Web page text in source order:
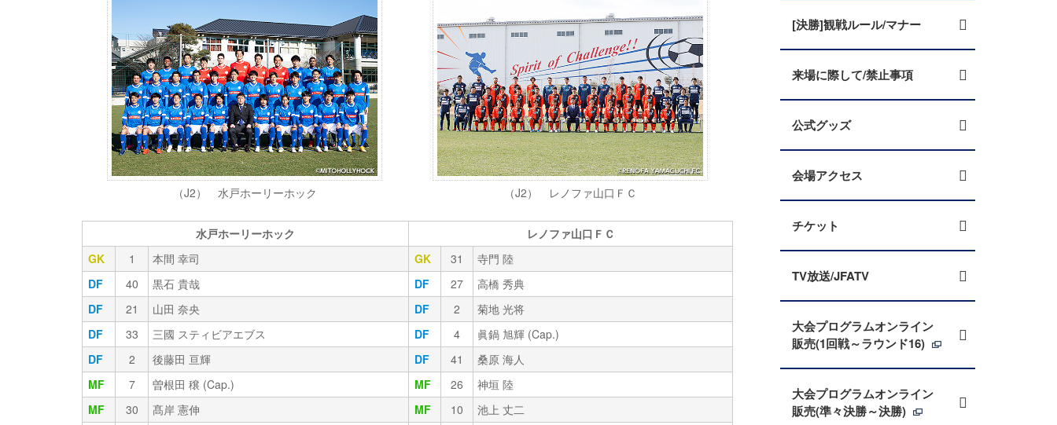
（J2） 水戸ホーリーホック （J2） レノファ山口ＦＣ
水戸ホーリーホック
レノファ山口ＦＣ
GK
1 本間 幸司 GK 31
寺門 陸
DF
40 黒石 貴哉 DF 27
高橋 秀典
DF
21 山田 奈央 DF 2
菊地 光将
DF
33 三國 スティビアエブス DF 4
眞鍋 旭輝 (Cap.)
DF
2 後藤田 亘輝 DF 41
桑原 海人
MF
7 曽根田 穣 (Cap.) MF 26
神垣 陸
MF
30 髙岸 憲伸 MF 10
池上 丈二
[決勝]観戦ルール/マナー
来場に際して/禁止事項
公式グッズ
会場アクセス
チケット
TV放送/JFATV
大会プログラムオンライン
販売(1回戦～ラウンド16)
大会プログラムオンライン
販売(準々決勝～決勝)